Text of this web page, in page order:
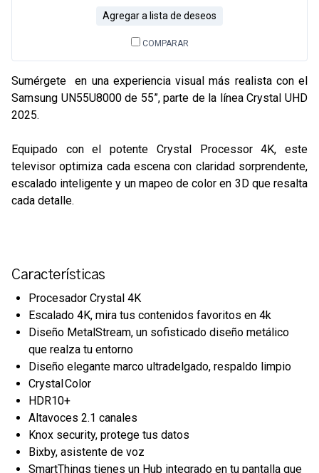
Agregar a lista de deseos
COMPARAR
Sumérgete en una experiencia visual más realista con el
Samsung UN55U8000 de 55”, parte de la línea Crystal UHD
2025.
Equipado con el potente Crystal Processor 4K, este
televisor optimiza cada escena con claridad sorprendente,
escalado inteligente y un mapeo de color en 3D que resalta
cada detalle.
Características
Procesador Crystal 4K
Escalado 4K, mira tus contenidos favoritos en 4k
Diseño MetalStream, un sofisticado diseño metálico
que realza tu entorno
Diseño elegante marco ultradelgado, respaldo limpio
Crystal Color
HDR10+
Altavoces 2.1 canales
Knox security, protege tus datos
Bixby, asistente de voz
SmartThings tienes un Hub integrado en tu pantalla que